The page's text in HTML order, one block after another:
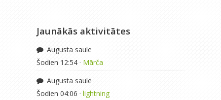
Jaunākās aktivitātes
Augusta saule
Šodien 12:54 · Mārča
Augusta saule
Šodien 04:06 · lightning